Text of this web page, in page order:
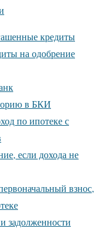
кредиты
на одобрение
в БКИ
по ипотеке с
если дохода не
взнос,
задолженности